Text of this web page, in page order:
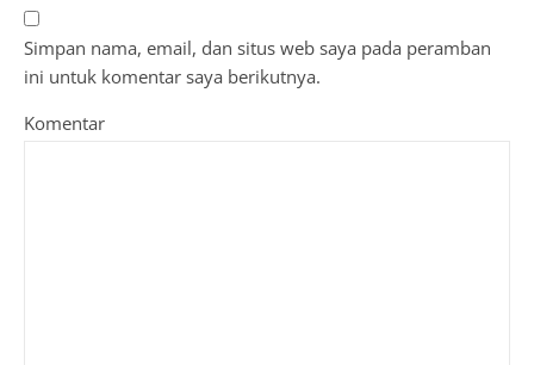
Simpan nama, email, dan situs web saya pada peramban
ini untuk komentar saya berikutnya.
Komentar